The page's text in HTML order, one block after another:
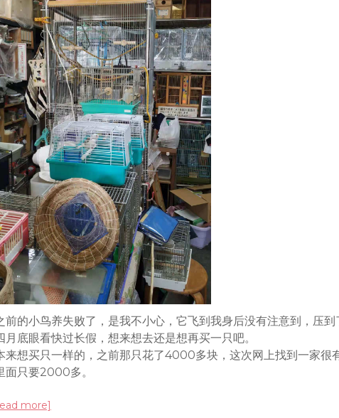
前的小鸟养失败了，是我不小心，它飞到我身后没有注意到，压
月底眼看快过长假，想来想去还是想再买一只吧。
来想买只一样的，之前那只花了4000多块，这次网上找到一家很
面只要2000多。
more]